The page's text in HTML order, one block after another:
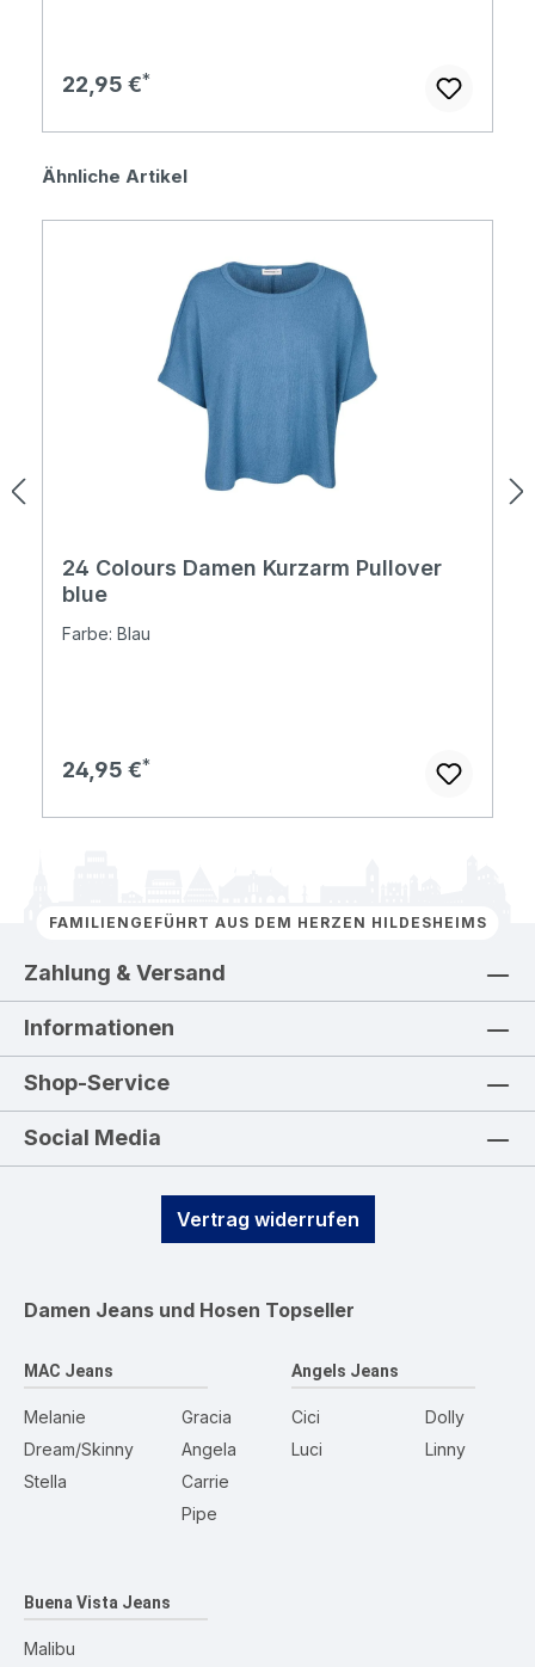
Regulärer Preis:
22,95 €
Produktgalerie überspringen
Ähnliche Artikel
24 Colours Damen Kurzarm Pullover
blue
Farbe: Blau
Regulärer Preis:
24,95 €
FAMILIENGEFÜHRT AUS DEM HERZEN HILDESHEIMS
Zahlung & Versand
Informationen
Shop-Service
Social Media
Vertrag widerrufen
Damen Jeans und Hosen Topseller
MAC Jeans
Melanie
Dream/Skinny
Stella
Gracia
Angela
Carrie
Pipe
Angels Jeans
Cici
Luci
Dolly
Linny
Buena Vista Jeans
Malibu